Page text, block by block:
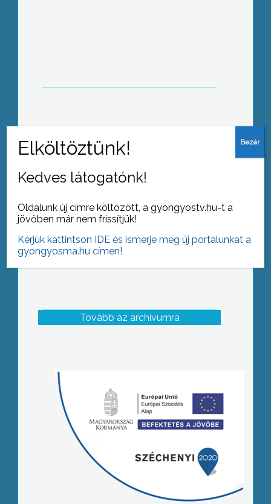
Szivárvány: tehetséggondozó délelőtt
az ovisoknak
Tovább az archívumra
Kedves látogatónk!
Oldalunk új címre költözött, a gyongyostv.hu-t a
jövőben már nem frissítjük!
Kérjük kattintson IDE és ismerje meg új portálunkat a
gyongyosma.hu címen!